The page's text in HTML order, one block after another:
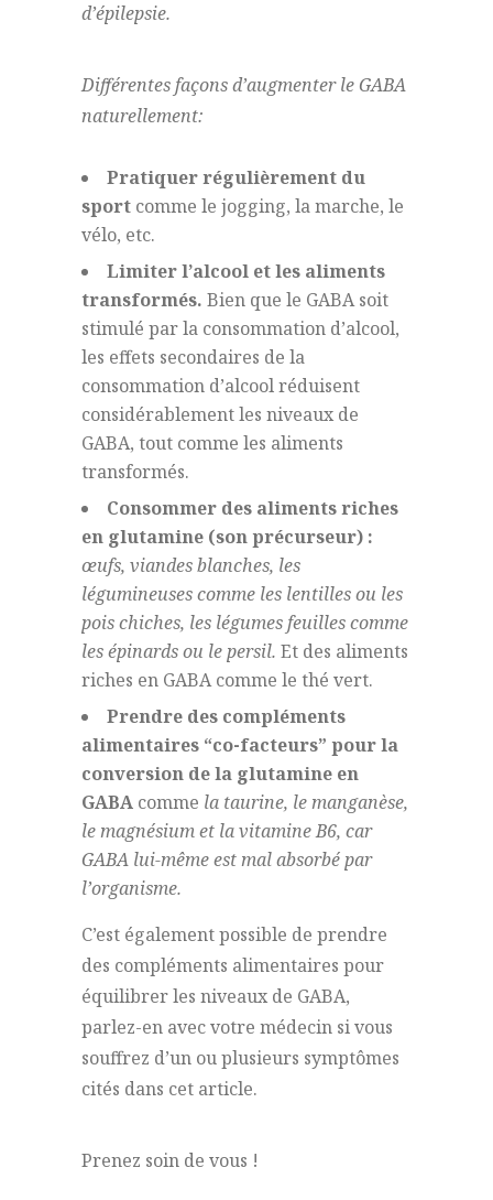
d’épilepsie.
Différentes façons d’augmenter le GABA
naturellement:
Pratiquer régulièrement du
sport comme le jogging, la marche, le
vélo, etc.
Limiter l’alcool et les aliments
transformés. Bien que le GABA soit
stimulé par la consommation d’alcool,
les effets secondaires de la
consommation d’alcool réduisent
considérablement les niveaux de
GABA, tout comme les aliments
transformés.
Consommer des aliments riches
en glutamine (son précurseur) :
œufs, viandes blanches, les
légumineuses comme les lentilles ou les
pois chiches, les légumes feuilles comme
les épinards ou le persil. Et des aliments
riches en GABA comme le thé vert.
Prendre des compléments
alimentaires “co-facteurs” pour la
conversion de la glutamine en
GABA comme la taurine, le manganèse,
le magnésium et la vitamine B6, car
GABA lui-même est mal absorbé par
l’organisme.
C’est également possible de prendre
des compléments alimentaires pour
équilibrer les niveaux de GABA,
parlez-en avec votre médecin si vous
souffrez d’un ou plusieurs symptômes
cités dans cet article.
Prenez soin de vous !